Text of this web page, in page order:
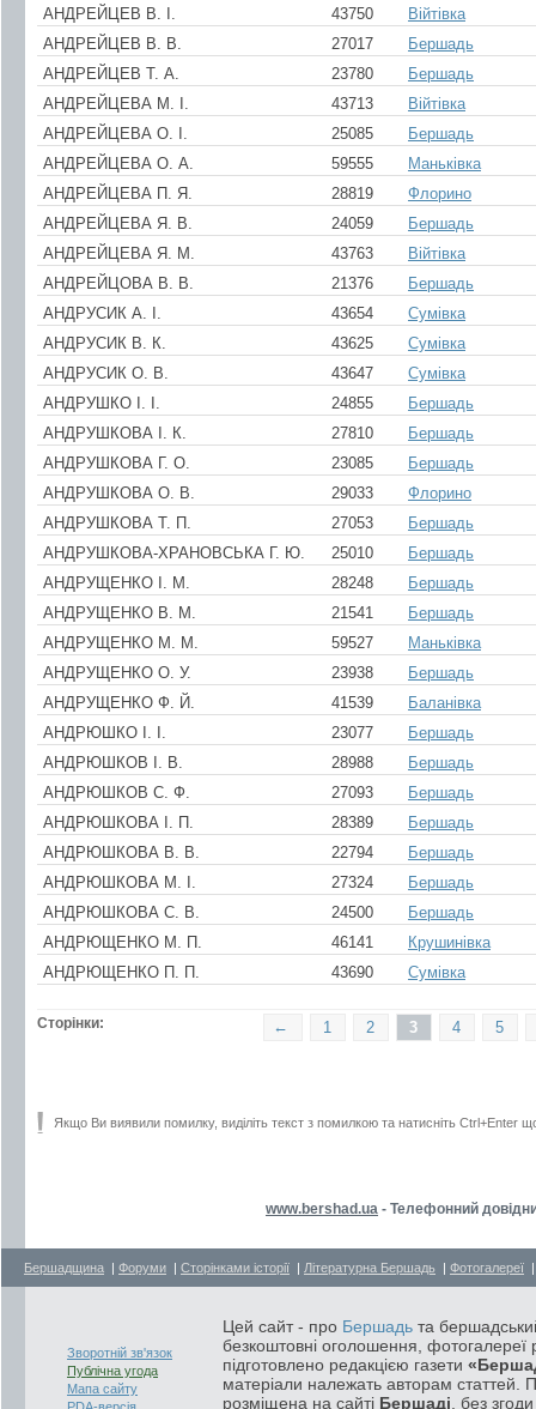
АНДРЕЙЦЕВ В. I.
43750
Війтівка
АНДРЕЙЦЕВ В. В.
27017
Бершадь
АНДРЕЙЦЕВ Т. А.
23780
Бершадь
АНДРЕЙЦЕВА М. I.
43713
Війтівка
АНДРЕЙЦЕВА О. I.
25085
Бершадь
АНДРЕЙЦЕВА О. А.
59555
Маньківка
АНДРЕЙЦЕВА П. Я.
28819
Флорино
АНДРЕЙЦЕВА Я. В.
24059
Бершадь
АНДРЕЙЦЕВА Я. М.
43763
Війтівка
АНДРЕЙЦОВА В. В.
21376
Бершадь
АНДРУСИК А. I.
43654
Сумівка
АНДРУСИК В. К.
43625
Сумівка
АНДРУСИК О. В.
43647
Сумівка
АНДРУШКО I. I.
24855
Бершадь
АНДРУШКОВА І. К.
27810
Бершадь
АНДРУШКОВА Г. О.
23085
Бершадь
АНДРУШКОВА О. В.
29033
Флорино
АНДРУШКОВА Т. П.
27053
Бершадь
АНДРУШКОВА-ХРАНОВСЬКА Г. Ю.
25010
Бершадь
АНДРУЩЕНКО I. М.
28248
Бершадь
АНДРУЩЕНКО В. М.
21541
Бершадь
АНДРУЩЕНКО М. М.
59527
Маньківка
АНДРУЩЕНКО О. У.
23938
Бершадь
АНДРУЩЕНКО Ф. Й.
41539
Баланівка
АНДРЮШКО I. I.
23077
Бершадь
АНДРЮШКОВ І. В.
28988
Бершадь
АНДРЮШКОВ С. Ф.
27093
Бершадь
АНДРЮШКОВА І. П.
28389
Бершадь
АНДРЮШКОВА В. В.
22794
Бершадь
АНДРЮШКОВА М. I.
27324
Бершадь
АНДРЮШКОВА С. В.
24500
Бершадь
АНДРЮЩЕНКО М. П.
46141
Крушинівка
АНДРЮЩЕНКО П. П.
43690 Сумівка
Сторінки: 5
4
3
2
1
←
Якщо Ви виявили помилку, виділіть текст з помилкою та натисніть Ctrl+Enter
www.bershad.ua - Телефонний
Бершадщина | Форуми | Сторінками історії | Літературна Бершадь | Фотогалереї
Зворотній зв'язок
Публічна угода
Мапа сайту
Цей сайт - про Бершадь та
безкоштовні оголошення, фотогалереї
підготовлено редакцією газети
матеріали належать авторам статтей.
розміщена на сайті Бершаді , без